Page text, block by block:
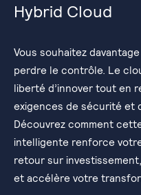
Hybrid Cloud
Vous souhaitez
perdre le contrôle. Le
liberté d’innover tout en
exigences de sécurité et
Découvrez comment
intelligente renforce
retour sur
et accélère votre